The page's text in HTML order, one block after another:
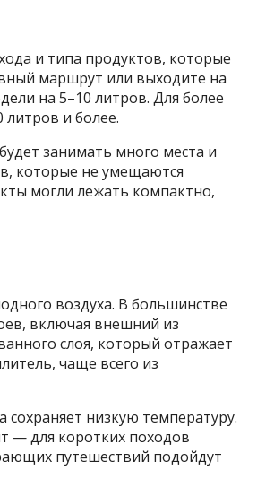
и типа продуктов, которые
маршрут или выходите на
на 5–10 литров. Для более
и более.
занимать много места и
которые не умещаются
могли лежать компактно,
воздуха. В большинстве
включая внешний из
слоя, который отражает
чаще всего из
низкую температуру.
— для коротких походов
путешествий подойдут